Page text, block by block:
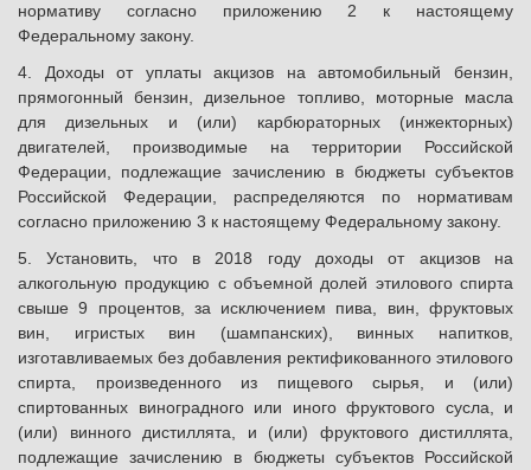
нормативу согласно приложению 2 к настоящему
Федеральному закону.
4. Доходы от уплаты акцизов на автомобильный бензин,
прямогонный бензин, дизельное топливо, моторные масла
для дизельных и (или) карбюраторных (инжекторных)
двигателей, производимые на территории Российской
Федерации, подлежащие зачислению в бюджеты субъектов
Российской Федерации, распределяются по нормативам
согласно приложению 3 к настоящему Федеральному закону.
5. Установить, что в 2018 году доходы от акцизов на
алкогольную продукцию с объемной долей этилового спирта
свыше 9 процентов, за исключением пива, вин, фруктовых
вин, игристых вин (шампанских), винных напитков,
изготавливаемых без добавления ректификованного этилового
спирта, произведенного из пищевого сырья, и (или)
спиртованных виноградного или иного фруктового сусла, и
(или) винного дистиллята, и (или) фруктового дистиллята,
подлежащие зачислению в бюджеты субъектов Российской